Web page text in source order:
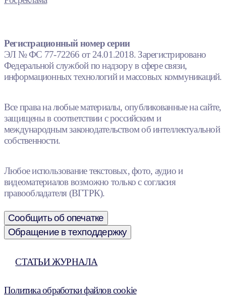
Регистрационный номер серии
ЭЛ № ФС 77-72266 от 24.01.2018. Зарегистрировано
Федеральной службой по надзору в сфере связи,
информационных технологий и массовых коммуникаций.
Все права на любые материалы, опубликованные на сайте,
защищены в соответствии с российским и
международным законодательством об интеллектуальной
собственности.
Любое использование текстовых, фото, аудио и
видеоматериалов возможно только с согласия
правообладателя (ВГТРК).
Сообщить об опечатке
Обращение в техподдержку
СТАТЬИ ЖУРНАЛА
Политика обработки файлов cookie